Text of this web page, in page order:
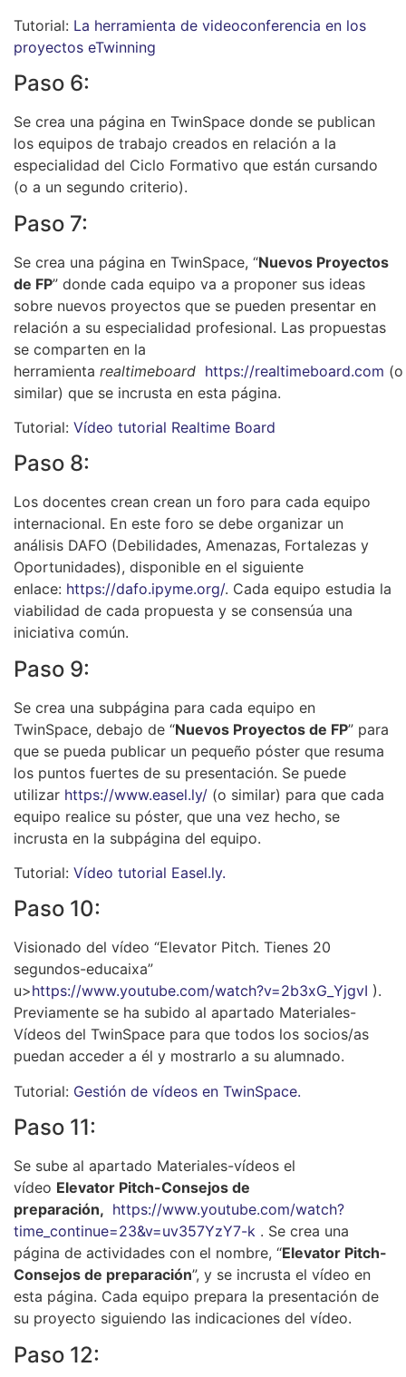
Tutorial: La herramienta de videoconferencia en los
proyectos eTwinning
Paso 6:
Se crea una página en TwinSpace donde se publican
los equipos de trabajo creados en relación a la
especialidad del Ciclo Formativo que están cursando
(o a un segundo criterio).
Paso 7:
Se crea una página en TwinSpace, “Nuevos Proyectos
de FP” donde cada equipo va a proponer sus ideas
sobre nuevos proyectos que se pueden presentar en
relación a su especialidad profesional. Las propuestas
se comparten en la
herramienta realtimeboard https://realtimeboard.com (o
similar) que se incrusta en esta página.
Tutorial: Vídeo tutorial Realtime Board
Paso 8:
Los docentes crean crean un foro para cada equipo
internacional. En este foro se debe organizar un
análisis DAFO (Debilidades, Amenazas, Fortalezas y
Oportunidades), disponible en el siguiente
enlace: https://dafo.ipyme.org/. Cada equipo estudia la
viabilidad de cada propuesta y se consensúa una
iniciativa común.
Paso 9:
Se crea una subpágina para cada equipo en
TwinSpace, debajo de “Nuevos Proyectos de FP” para
que se pueda publicar un pequeño póster que resuma
los puntos fuertes de su presentación. Se puede
utilizar https://www.easel.ly/ (o similar) para que cada
equipo realice su póster, que una vez hecho, se
incrusta en la subpágina del equipo.
Tutorial: Vídeo tutorial Easel.ly.
Paso 10:
Visionado del vídeo “Elevator Pitch. Tienes 20
segundos-educaixa”
u>https://www.youtube.com/watch?v=2b3xG_YjgvI ).
Previamente se ha subido al apartado Materiales-
Vídeos del TwinSpace para que todos los socios/as
puedan acceder a él y mostrarlo a su alumnado.
Tutorial: Gestión de vídeos en TwinSpace.
Paso 11:
Se sube al apartado Materiales-vídeos el
vídeo Elevator Pitch-Consejos de
preparación, https://www.youtube.com/watch?
time_continue=23&v=uv357YzY7-k . Se crea una
página de actividades con el nombre, “Elevator Pitch-
Consejos de preparación”, y se incrusta el vídeo en
esta página. Cada equipo prepara la presentación de
su proyecto siguiendo las indicaciones del vídeo.
Paso 12: